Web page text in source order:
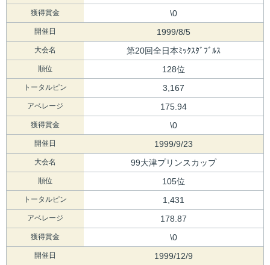
獲得賞金 \0
開催日 1999/8/5
大会名 第20回全日本ﾐｯｸｽﾀﾞﾌﾞﾙｽ
順位 128位
トータルピン 3,167
アベレージ 175.94
獲得賞金 \0
開催日 1999/9/23
大会名 99大津プリンスカップ
順位 105位
トータルピン 1,431
アベレージ 178.87
獲得賞金 \0
開催日 1999/12/9